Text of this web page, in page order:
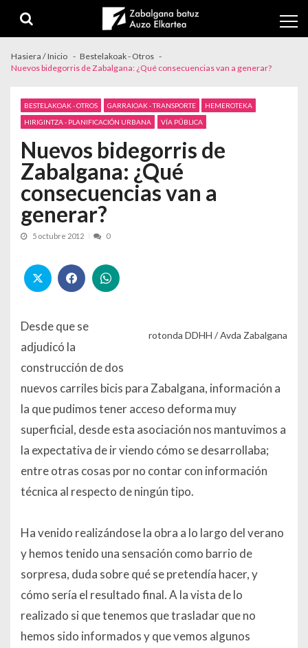
Hasiera / Inicio
Bestelakoak - Otros
Nuevos bidegorris de Zabalgana: ¿Qué consecuencias van a generar?
BESTELAKOAK - OTROS GARRAIOAK - TRANSPORTE
HEMEROTEKA
HIRIGINTZA - PLANIFICACIÓN URBANA
VÍA PÚBLICA
Nuevos bidegorris de
Zabalgana: ¿Qué
consecuencias van a
generar?
5 octubre 2012 0
rotonda DDHH / Avda Zabalgana
Desde que se
adjudicó la
construcción de dos
nuevos carriles bicis para Zabalgana, información a
la que pudimos tener acceso deforma muy
superficial, desde esta asociación nos mantuvimos a
la expectativa de ir viendo cómo se desarrollaba;
entre otras cosas por no contar con información
técnica al respecto de ningún tipo.
Ha venido realizándose la obra a lo largo del verano
y hemos tenido una sensación como barrio de
sorpresa, duda sobre qué se pretendía hacer, y
cómo sería el resultado final. A la vista de lo
realizado si que tenemos que trasladar que no
hemos sido informados y que vemos algunos